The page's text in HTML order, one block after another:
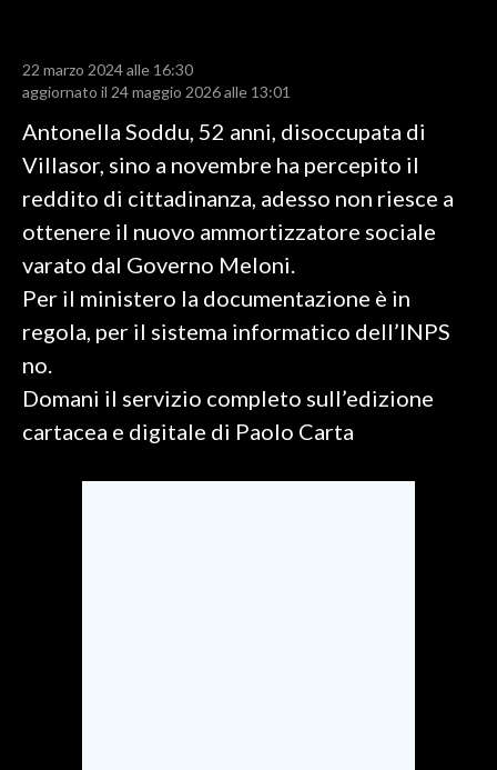
BASKET
CULTURA
GOSSIP
SALUTE
SARDEGNA TURISMO
22 marzo 2024 alle 16:30
aggiornato il 24 maggio 2026 alle 13:01
Antonella Soddu, 52 anni, disoccupata di
Villasor, sino a novembre ha percepito il
reddito di cittadinanza, adesso non riesce a
ottenere il nuovo ammortizzatore sociale
varato dal Governo Meloni.
Per il ministero la documentazione è in
regola, per il sistema informatico dell’INPS
no.
Domani il servizio completo sull’edizione
cartacea e digitale di Paolo Carta